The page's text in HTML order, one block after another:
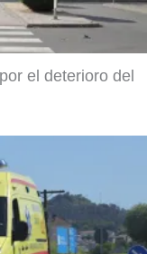
el deterioro del